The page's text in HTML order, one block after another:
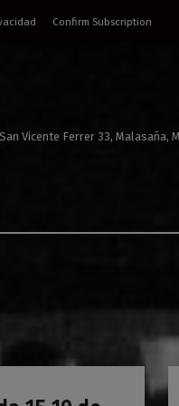
Confirm Subscription
Vicente Ferrer 33, Malasaña,